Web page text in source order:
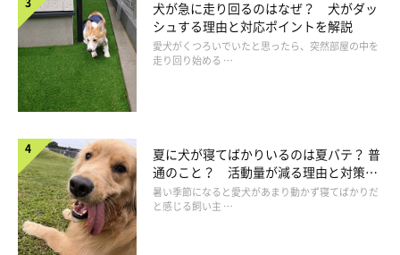
犬が急に走り回るのはなぜ？ 犬がダッ
シュする理由と対応ポイントを解説
愛犬がくつろいでいたと思ったら、突然部屋の中を
走り回り始める …
夏に犬が寝てばかりいるのは夏バテ？ 普
通のこと？ 活動量が減る理由と対策と
は
暑い季節になると愛犬があまり動かず寝てばかりだ
と感じる飼い主 …